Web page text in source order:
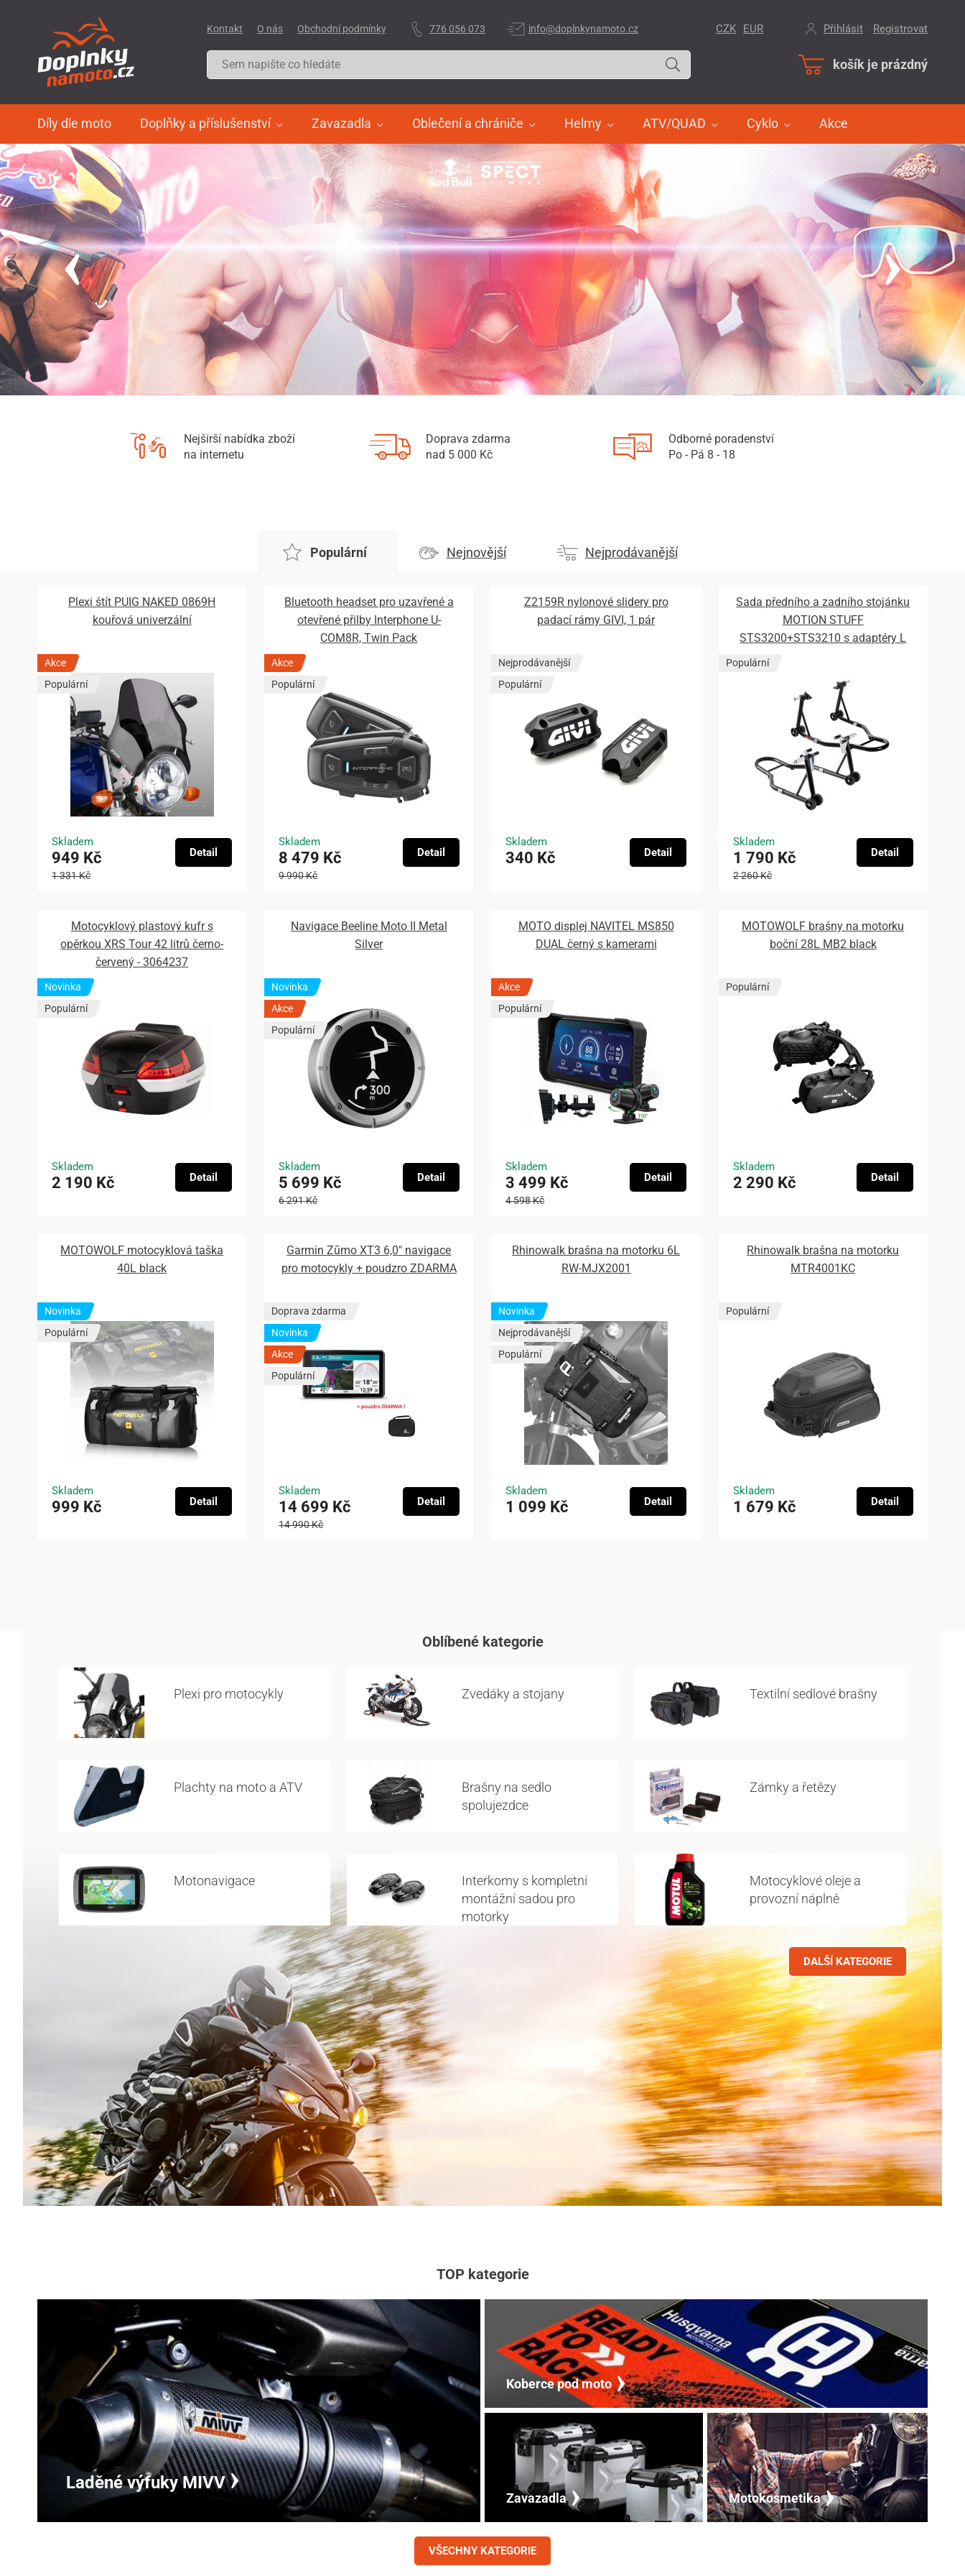
košík je prázdný
Díly dle moto Doplňky a příslušenství Zavazadla Oblečení a chrániče Helmy ATV/QUAD Cyklo Akce
CZK EUR Přihlásit Registrovat
Kontakt O nás Obchodní podmínky 776 056 073 info@doplnkynamoto.cz
Nejširší nabídka zboží
na internetu
Doprava zdarma
nad 5 000 Kč
Odborné poradenství
Po - Pá 8 - 18
Populární Nejnovější Nejprodávanější
Plexi štít PUIG NAKED 0869H
kouřová univerzální
Akce
Populární
Skladem
949 Kč
1 331 Kč
Detail
Bluetooth headset pro uzavřené a
otevřené přilby Interphone U-
COM8R, Twin Pack
Akce
Populární
Skladem
8 479 Kč
9 990 Kč
Detail
Z2159R nylonové slidery pro
padací rámy GIVI, 1 pár
Nejprodávanější
Populární
Skladem
340 Kč Detail
Sada předního a zadního stojánku
MOTION STUFF
STS3200+STS3210 s adaptéry L
Populární
Skladem
1 790 Kč
2 260 Kč
Detail
Motocyklový plastový kufr s
opěrkou XRS Tour 42 litrů černo-
červený - 3064237
Novinka
Populární
Skladem
2 190 Kč Detail
Navigace Beeline Moto II Metal
Silver
Novinka
Akce
Populární
Skladem
5 699 Kč
6 291 Kč
Detail
MOTO displej NAVITEL MS850
DUAL černý s kamerami
Akce
Populární
Skladem
3 499 Kč
4 598 Kč
Detail
MOTOWOLF brašny na motorku
boční 28L MB2 black
Populární
Skladem
2 290 Kč Detail
MOTOWOLF motocyklová taška
40L black
Novinka
Populární
Skladem
999 Kč Detail
Garmin Zūmo XT3 6,0″ navigace
pro motocykly + poudzro ZDARMA
Doprava zdarma
Novinka
Akce
Populární
Skladem
14 699 Kč
14 990 Kč
Detail
Rhinowalk brašna na motorku 6L
RW-MJX2001
Novinka
Nejprodávanější
Populární
Skladem
1 099 Kč Detail
Rhinowalk brašna na motorku
MTR4001KC
Populární
Skladem
1 679 Kč Detail
Oblíbené kategorie
Plexi pro motocykly Zvedáky a stojany Textilní sedlové brašny
Plachty na moto a ATV
Brašny na sedlo
spolujezdce
Zámky a řetězy
Motonavigace
Interkomy s kompletní
montážní sadou pro
motorky
Motocyklové oleje a
provozní náplně
DALŠÍ KATEGORIE
TOP kategorie
Laděné výfuky MIVV
Koberce pod moto
Zavazadla Motokosmetika
VŠECHNY KATEGORIE